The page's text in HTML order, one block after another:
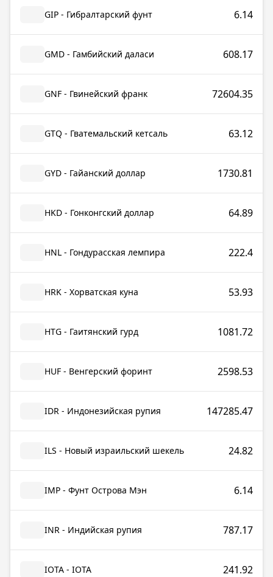
GIP - Гибралтарский фунт 6.14
GMD - Гамбийский даласи 608.17
GNF - Гвинейский франк 72604.35
GTQ - Гватемальский кетсаль 63.12
GYD - Гайанский доллар 1730.81
HKD - Гонконгский доллар 64.89
HNL - Гондурасская лемпира 222.4
HRK - Хорватская куна 53.93
HTG - Гаитянский гурд 1081.72
HUF - Венгерский форинт 2598.53
IDR - Индонезийская рупия 147285.47
ILS - Новый израильский шекель 24.82
IMP - Фунт Острова Мэн 6.14
INR - Индийская рупия 787.17
IOTA - IOTA 241.92